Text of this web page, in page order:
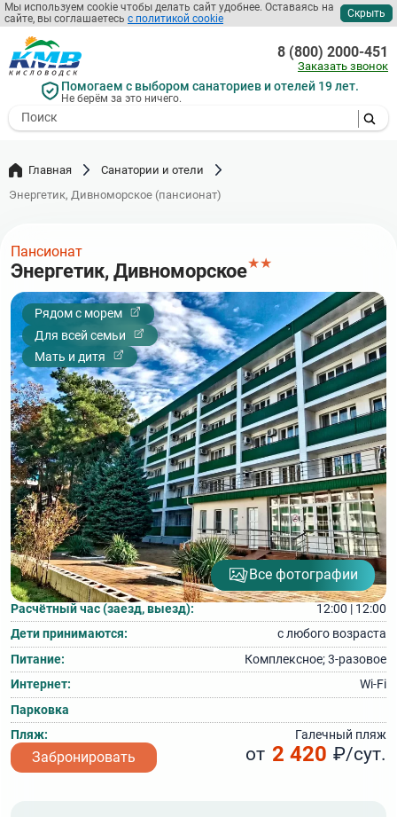
Мы используем cookie чтобы делать сайт удобнее. Оставаясь на
сайте, вы соглашаетесь с политикой cookie Скрыть
Перейти
к
основному
содержанию
Помогаем с выбором санаториев и отелей 19 лет.
Не берём за это ничего.
- I agree to the processing of my
8 (800) 2000-451
Заказать звонок
Главная
Санатории и отели
Энергетик, Дивноморское (пансионат)
Пансионат
Энергетик, Дивноморское★★
Рядом с морем
Для всей семьи
Мать и дитя
Все фотографии
Расчётный час (заезд, выезд):
12:00 | 12:00
Дети принимаются:
с любого возраста
Питание:
Комплексное; 3‑разовое
Интернет:
Wi-Fi
Парковка
Пляж:
Галечный пляж
Забронировать от 2 420 ₽/сут.